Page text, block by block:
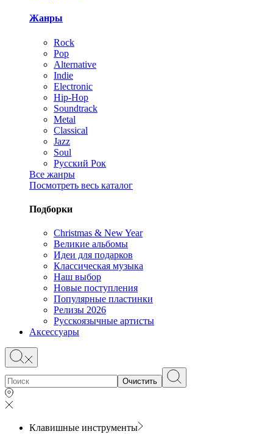
Жанры
Rock
Pop
Alternative
Indie
Electronic
Hip-Hop
Soundtrack
Metal
Classical
Jazz
Soul
Русский Рок
Все жанры
Посмотреть весь каталог
Подборки
Christmas & New Year
Великие альбомы
Идеи для подарков
Классическая музыка
Наш выбор
Новые поступления
Популярные пластинки
Релизы 2026
Русскоязычные артисты
Аксессуары
Очистить
Клавишные инструменты